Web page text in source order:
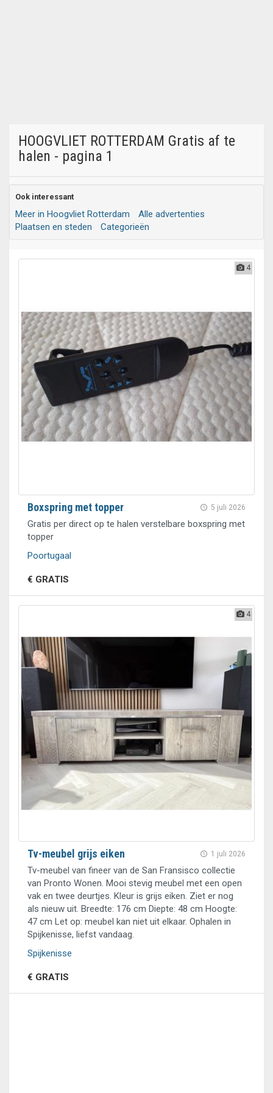
HOOGVLIET ROTTERDAM Gratis af te
halen - pagina 1
Ook interessant
Meer in Hoogvliet Rotterdam
Alle advertenties
Plaatsen en steden
Categorieën
4
5 juli 2026
Boxspring met topper
Gratis per direct op te halen verstelbare boxspring met
topper
Poortugaal
€ GRATIS
4
1 juli 2026
Tv-meubel grijs eiken
Tv-meubel van fineer van de San Fransisco collectie
van Pronto Wonen. Mooi stevig meubel met een open
vak en twee deurtjes. Kleur is grijs eiken. Ziet er nog
als nieuw uit. Breedte: 176 cm Diepte: 48 cm Hoogte:
47 cm Let op: meubel kan niet uit elkaar. Ophalen in
Spijkenisse, liefst vandaag.
Spijkenisse
€ GRATIS